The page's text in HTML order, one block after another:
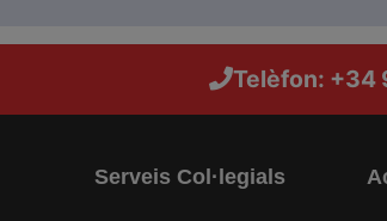
Telèfon: +34
Serveis Col·legials